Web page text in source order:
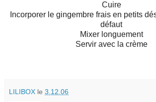
Cuire
Incorporer le gingembre frais en petits
défaut
Mixer longuement
Servir avec la crème
LILIBOX le 3.12.06